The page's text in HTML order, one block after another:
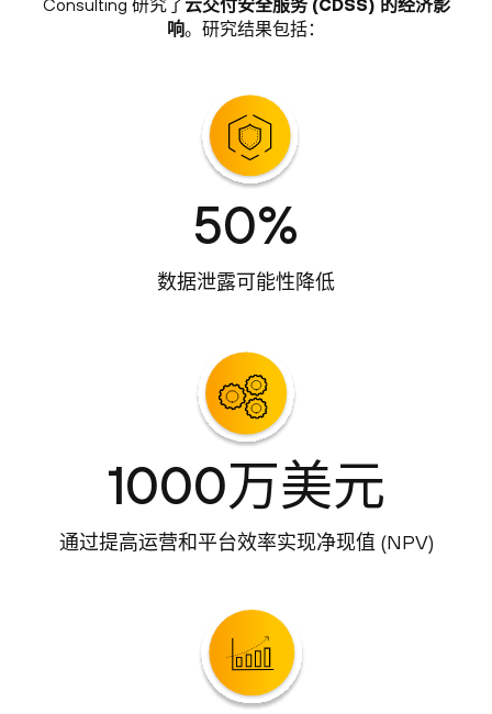
Consulting 研究了 云交付安全服务 (CDSS) 的经济影
响。研究结果包括：
50%
数据泄露可能性降低
1000万美元
通过提高运营和平台效率实现净现值 (NPV)